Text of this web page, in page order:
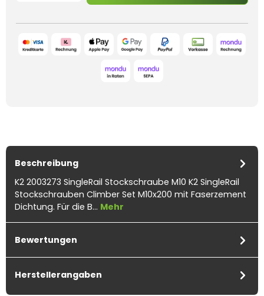
Beschreibung
K2 2003273 SingleRail Stockschraube M10 K2 SingleRail
Stockschrauben Climber Set M10x200 mit Faserzement
Dichtung. Für die B… Mehr
Bewertungen
Herstellerangaben